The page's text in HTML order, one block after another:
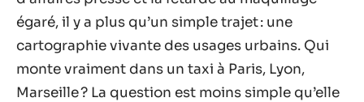
égaré, il y a plus qu’un simple trajet : une
cartographie vivante des usages urbains. Qui
monte vraiment dans un taxi à Paris, Lyon,
Marseille ? La question est moins simple qu’elle